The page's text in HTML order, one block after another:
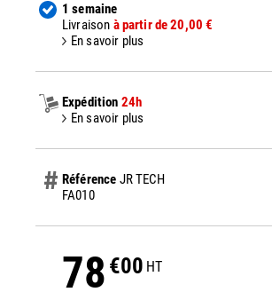
1 semaine
Livraison à partir de 20,00 €
En savoir plus
Expédition 24h
En savoir plus
Référence JR TECH
FA010
78 €00 HT